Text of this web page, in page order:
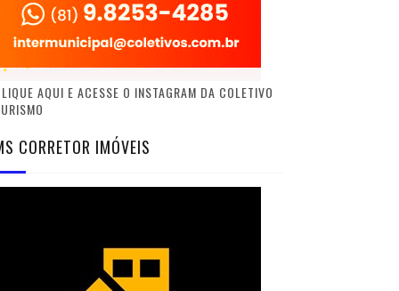
AQUI E ACESSE O INSTAGRAM DA COLETIVO
CORRETOR IMÓVEIS